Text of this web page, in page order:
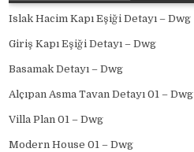
Islak Hacim Kapı Eşiği Detayı – Dwg
Giriş Kapı Eşiği Detayı – Dwg
Basamak Detayı – Dwg
Alçıpan Asma Tavan Detayı 01 – Dwg
Villa Plan 01 – Dwg
Modern House 01 – Dwg